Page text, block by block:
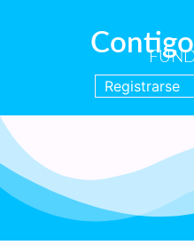
Registrarse
Pág.
Haz una